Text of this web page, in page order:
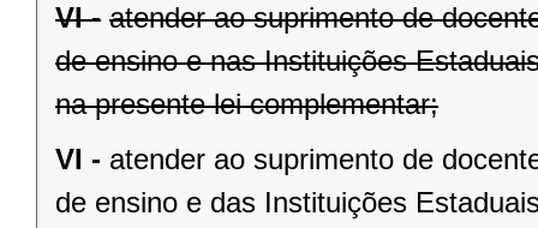
VI - atender ao suprimento de
de ensino e nas Instituições
na presente lei complementar;
VI - atender ao suprimento de
de ensino e das Instituições